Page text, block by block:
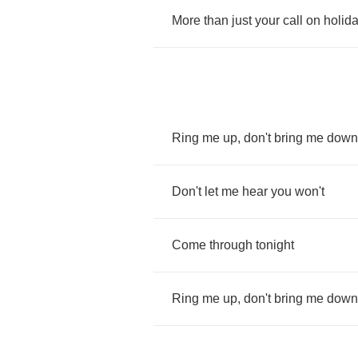
More than just your call on
Ring me up, don't bring me down
Don't let me hear you won't
Come through tonight
Ring me up, don't bring me down